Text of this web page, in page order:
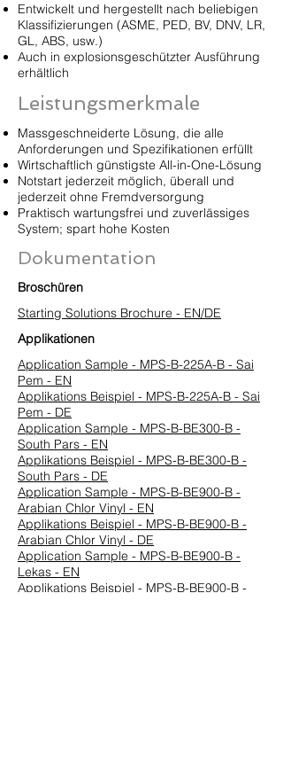
Entwickelt und hergestellt nach beliebigen
Klassifizierungen (ASME, PED, BV, DNV, LR,
GL, ABS, usw.)
Auch in explosionsgeschützter Ausführung
erhältlich
Leistungsmerkmale
Massgeschneiderte Lösung, die alle
Anforderungen und Spezifikationen erfüllt
Wirtschaftlich günstigste All-in-One-Lösung
Notstart jederzeit möglich, überall und
jederzeit ohne Fremdversorgung
Praktisch wartungsfrei und zuverlässiges
System; spart hohe Kosten
Dokumentation
Broschüren
Starting Solutions Brochure - EN/DE
Applikationen
Application Sample - MPS-B-225A-B - Sai
Pem - EN
Applikations Beispiel - MPS-B-225A-B - Sai
Pem - DE
Application Sample - MPS-B-BE300-B -
South Pars - EN
Applikations Beispiel - MPS-B-BE300-B -
South Pars - DE
Application Sample - MPS-B-BE900-B -
Arabian Chlor Vinyl - EN
Applikations Beispiel - MPS-B-BE900-B -
Arabian Chlor Vinyl - DE
Application Sample - MPS-B-BE900-B -
Lekas - EN
Applikations Beispiel - MPS-B-BE900-B -